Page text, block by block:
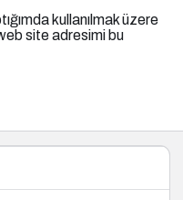
kullanılmak üzere
site adresimi bu